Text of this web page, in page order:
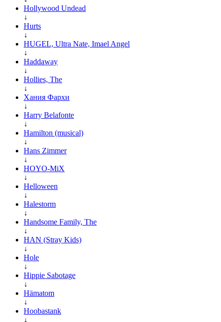
Hollywood Undead
↓
Hurts
↓
HUGEL, Ultra Nate, Imael Angel
↓
Haddaway
↓
Hollies, The
↓
Хания Фархи
↓
Harry Belafonte
↓
Hamilton (musical)
↓
Hans Zimmer
↓
HOYO-MiX
↓
Helloween
↓
Halestorm
↓
Handsome Family, The
↓
HAN (Stray Kids)
↓
Hole
↓
Hippie Sabotage
↓
Hämatom
↓
Hoobastank
↓